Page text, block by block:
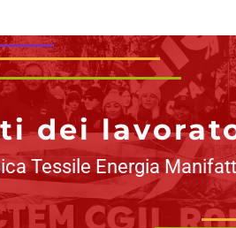
dei
Tessile Energia